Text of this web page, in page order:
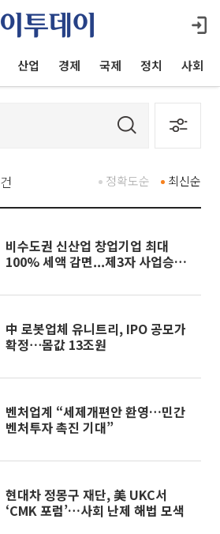
산업 경제 국제 정치 사회
건 최신순
정확도순
비수도권 신산업 창업기업 최대
100% 세액 감면...제3자 사업승계
中 로봇업체 유니트리, IPO 공모가
확정⋯몸값 13조원
벤처업계 “세제개편안 환영…민간
벤처투자 촉진 기대”
현대차 정몽구 재단, 美 UKC서
‘CMK 포럼’…사회 난제 해법 모색